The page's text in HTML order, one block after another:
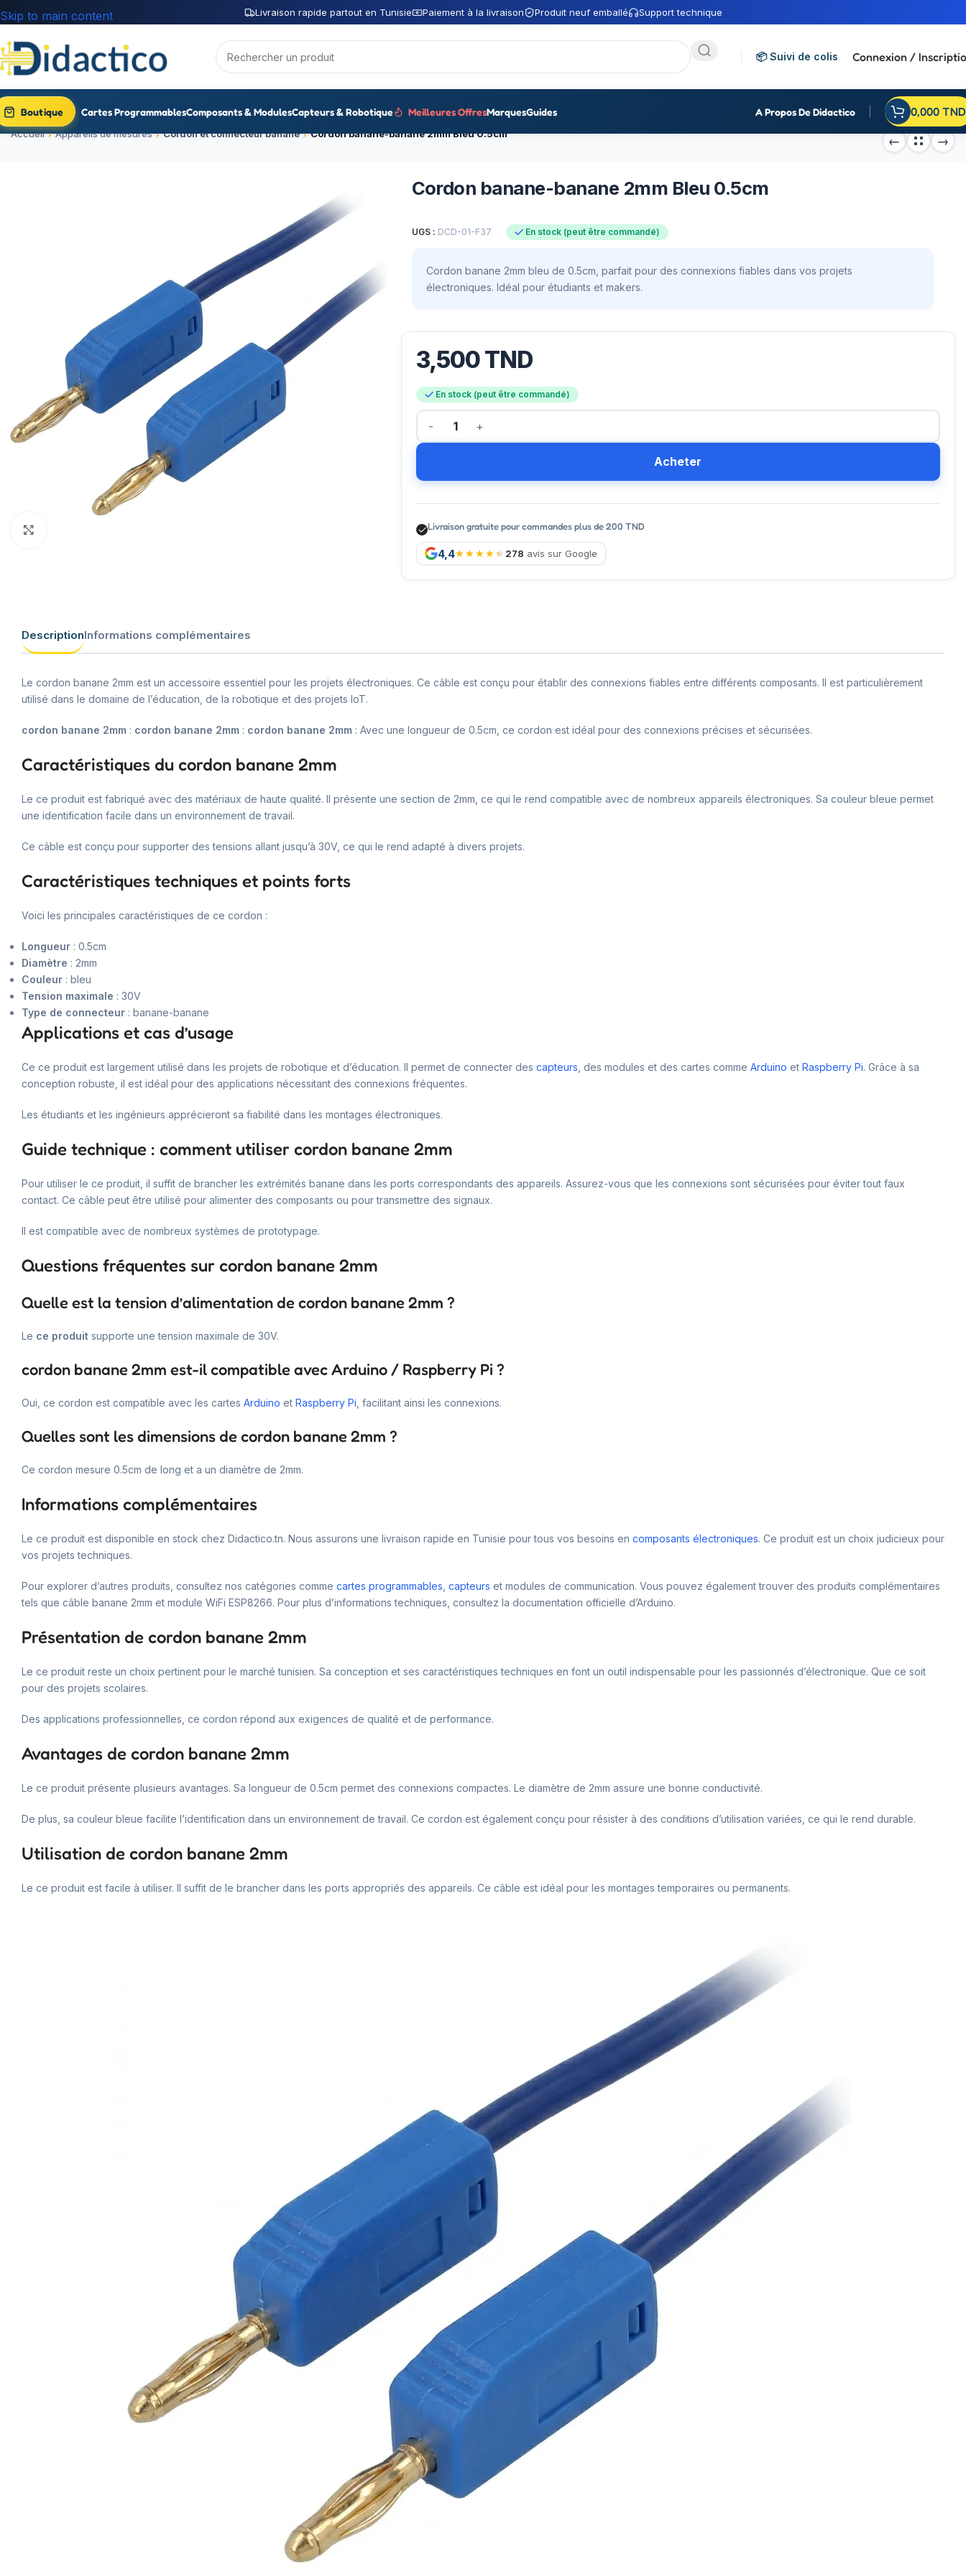
Livraison rapide partout en Tunisie Paiement à la livraison Produit neuf emballé Support technique
Skip to main content
📦 Suivi de colis Connexion /
Boutique Cartes ProgrammablesComposants & ModulesCapteurs & Robotique Meilleures OffresMarquesGuides A Propos De Didactico 0,000 TND
Accueil Appareils de mesures Cordon et connecteur banane Cordon banane-banane 2mm Bleu 0.5cm
Cordon banane-banane 2mm Bleu 0.5cm
UGS : DCD-01-F37 En stock (peut être commandé)
Cordon banane 2mm bleu de 0.5cm, parfait pour des connexions fiables dans vos projets
électroniques. Idéal pour étudiants et makers.
3,500TND
En stock (peut être commandé)
Acheter
Livraison gratuite pour commandes plus de 200 TND
4,4 278 avis sur Google
DescriptionInformations complémentaires
Le cordon banane 2mm est un accessoire essentiel pour les projets électroniques. Ce câble est conçu pour établir des connexions fiables entre différents composants. Il est particulièrement
utilisé dans le domaine de l’éducation, de la robotique et des projets IoT.
cordon banane 2mm : cordon banane 2mm : cordon banane 2mm : Avec une longueur de 0.5cm, ce cordon est idéal pour des connexions précises et sécurisées.
Caractéristiques du cordon banane 2mm
Le ce produit est fabriqué avec des matériaux de haute qualité. Il présente une section de 2mm, ce qui le rend compatible avec de nombreux appareils électroniques. Sa couleur bleue permet
une identification facile dans un environnement de travail.
Ce câble est conçu pour supporter des tensions allant jusqu’à 30V, ce qui le rend adapté à divers projets.
Caractéristiques techniques et points forts
Voici les principales caractéristiques de ce cordon :
Longueur : 0.5cm
Diamètre : 2mm
Couleur : bleu
Tension maximale : 30V
Type de connecteur : banane-banane
Applications et cas d’usage
Ce ce produit est largement utilisé dans les projets de robotique et d’éducation. Il permet de connecter des capteurs , des modules et des cartes comme Arduino et Raspberry Pi. Grâce à sa
conception robuste, il est idéal pour des applications nécessitant des connexions fréquentes.
Les étudiants et les ingénieurs apprécieront sa fiabilité dans les montages électroniques.
Guide technique : comment utiliser cordon banane 2mm
Pour utiliser le ce produit, il suffit de brancher les extrémités banane dans les ports correspondants des appareils. Assurez-vous que les connexions sont sécurisées pour éviter tout faux
contact. Ce câble peut être utilisé pour alimenter des composants ou pour transmettre des signaux.
Il est compatible avec de nombreux systèmes de prototypage.
Questions fréquentes sur cordon banane 2mm
Quelle est la tension d’alimentation de cordon banane 2mm ?
Le ce produit supporte une tension maximale de 30V.
cordon banane 2mm est-il compatible avec Arduino / Raspberry Pi ?
Oui, ce cordon est compatible avec les cartes Arduino et Raspberry Pi , facilitant ainsi les connexions.
Quelles sont les dimensions de cordon banane 2mm ?
Ce cordon mesure 0.5cm de long et a un diamètre de 2mm.
Informations complémentaires
Le ce produit est disponible en stock chez Didactico.tn. Nous assurons une livraison rapide en Tunisie pour tous vos besoins en composants électroniques. Ce produit est un choix judicieux pour
vos projets techniques.
Pour explorer d’autres produits, consultez nos catégories comme cartes programmables capteurs et modules de communication. Vous pouvez également trouver des produits complémentaires
tels que câble banane 2mm et module WiFi ESP8266. Pour plus d’informations techniques, consultez la documentation officielle d’Arduino.
Présentation de cordon banane 2mm
Le ce produit reste un choix pertinent pour le marché tunisien. Sa conception et ses caractéristiques techniques en font un outil indispensable pour les passionnés d’électronique. Que ce soit
pour des projets scolaires.
Des applications professionnelles, ce cordon répond aux exigences de qualité et de performance.
Avantages de cordon banane 2mm
Le ce produit présente plusieurs avantages. Sa longueur de 0.5cm permet des connexions compactes. Le diamètre de 2mm assure une bonne conductivité.
De plus, sa couleur bleue facilite l’identification dans un environnement de travail. Ce cordon est également conçu pour résister à des conditions d’utilisation variées, ce qui le rend durable.
Utilisation de cordon banane 2mm
Le ce produit est facile à utiliser. Il suffit de le brancher dans les ports appropriés des appareils. Ce câble est idéal pour les montages temporaires ou permanents.